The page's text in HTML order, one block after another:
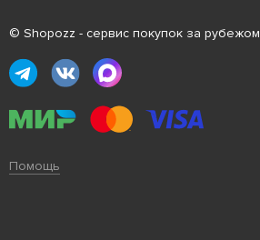
© Shopozz - сервис покупок за рубежом
Помощь